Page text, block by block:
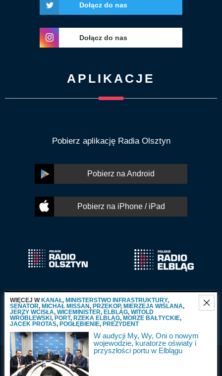
Dołącz do nas
Dołącz do nas
APLIKACJE
Pobierz aplikację Radia Olsztyn
Pobierz na Android
Pobierz na iPhone / iPad
Radio Olsztyn S.A.
WIĘCEJ W KANAŁ, MINISTERSTWO INFRASTRUKTURY,
SENATOR, MICHAŁ MISSAN, PRZEKOP, MIERZEJA WIŚLANA,
JERZY WCISŁA, WICEMINISTER, ELBLĄG, WITOLD
WRÓBLEWSKI , PORT, RZEKA ELBLĄG, MORZE BAŁTYCKIE,
JACEK PROTAS, POGŁĘBIENIE, PREZYDENT
W audycji My, Wy, Oni o nowym
wojewodzie, kuratorze oświaty i
przyszłości portu w Elblągu